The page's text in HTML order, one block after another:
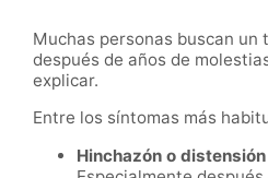
Muchas personas buscan un
después de años de
explicar.
Entre los síntomas más
Hinchazón o